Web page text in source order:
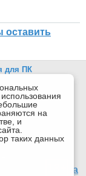
оставить
для ПК
tv29.ru
General Public
на
и
таких данных